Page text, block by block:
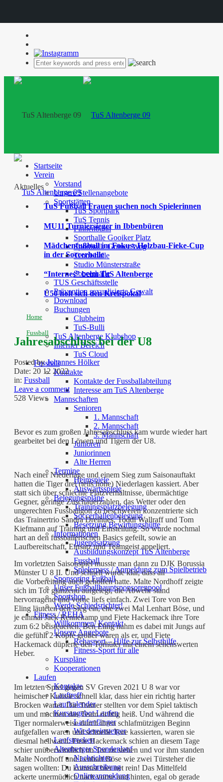
Startseite
Verein
Vorstand
Unsere Stellenangebote
Sportstätten
TuS Sportpark
TuS Tennis
Finnenbahn
Sporthalle Gooiker Platz
Sporthalle Grüner Weg
Tennishalle
Studio Münsterstraße
Soccerhalle
TUS Geschäftsstelle
Prävention sexualisierte Gewalt
Download
Buchungen
Clubheim
TuS-Bulli
TuS Altenberge Klubshop
Interner Bereich
TuS Cloud
Fussball
Kontakte
Kontakte der Fussballabteilung
Interesse am TuS Altenberge
Mannschaften
Senioren
1. Mannschaft
2. Mannschaft
3. Mannschaft
Junioren
Juniorinnen
Alte Herren
Termine
Heimspiele
Auswärtsspiele
Belegungspläne
Trainingsplatzbelegung
Soccerhallenbelegung
Besetzung Bewirtungshütte
Informationen
Jugendsatzung
Ausbildungskonzept TuS Altenberge
Fussball
Spielerpass / Anmeldung zum Spielbetrieb
Sponsoring Fußball
Unser Fußballhauptsponsorenpool
Sportshop
Werde Schiedsrichter!
Fitness / REHA
Willkommen/ Kontakt
Unsere Angebote
Rehasport – Hilfe zur Selbsthilfe
Fitness-Sport für alle
Kurspläne
Kooperationen
Laufen
Kontakte
Lauftreff
Laufkalender
Kursangebot Laufen
Laufanfänger
Wiedereinsteiger
Laufstrecken
Altenberger Spendenlauf
Nachrichten
Ausschreibung
Onlineanmeldung
Aktuelles
TuS Fußball Frauen suchen noch Spielerinnen
MU11 Turniersieger in Ibbenbüren
Mädchenfußball im Fokus: Holzbau-Fieke-Cup
in der Soccerhalle
“Internes” beim TuS Altenberge
Ü50 holt sich den Kreispokal
Home
Fussball
Jahresabschluss bei der U8
Posted byJohannes Hölker
Date: 20 12 2022
in: Fussball
Leave a comment
528 Views
Bevor es zum großen Jahresabschluss kam wurde wieder hart
gearbeitet bei den Löwen und Tigern der U8.
Nach einer Niederlage und einem Sieg zum Saisonauftakt
hatten die Tiger drei (teils hohe) Niederlagen kassiert. Aber
statt sich über schlechte Platzverhältnisse, übermächtige
Gegner, geringe Zuschauerzahlen, das Wetter oder den
ungerechten Fussballgott zu beschweren konzentrierte sich
das Trainertrio Sandra Dreihues, Toddi Wallraff und Tom
Kiefmann auf Training und Einstellung. So wurde nochmal
hart an den fussballerischen Basics gefeilt, sowie an
Laufbereitschaft, Einsatz und Teamgeist appeliert.
Im vorletzten Saisonspiel musste man dann zu DJK Borussia
Münster U 8 II. Und schnell wurde klar, dass all
die Vorbereitung auch geholfen hatte. Malte Nordhoff zeigte
sich im Tor glänzend aufgelegt, die Abwehr stand
hervorragend und vorne liefs einfach. Zwei Tore von Ben
Eling läuteten den Sieg ein, ehe zwei Mal Lenhart Böse, und
je einmal Jack Rennekamp und Fiete Hackemack ihre Tore
zum 6:2 beisteuerten. Ben Eling nahm es dabei mit Jungs auf
die gefühlt 2 Köpfe größer waren als er, und Fiete
Hackemack düpierte den Torhüter mit einem sehenswerten
Heber.
Im letzten Spiel gegen SV Greven 2021 U 8 war vor
heimischer Kulisse schnell klar, dass hier ein richtig harter
Brocken wartet. Die Trainer stellten vor dem Spiel taktisch
um und machten das Team richtig heiß. Und während die
Tiger normalerweise durch ihren schlafmützigen Beginn
aufgefallen waren und schnelle Tore kassierten, waren sie
diesmal hellwach. Fiete Hackemack schien an diesem Tage
schier unüberwindlich im Tor zu stehen und vor ihm standen
Malte Nordhoff und Lenhart Böse wie zwei Türsteher die
sagen wollten: Du kommst hier net rein! Das Mittelfeld
ackerte unermüdlich nach vorne und hinten, egal ob gerade